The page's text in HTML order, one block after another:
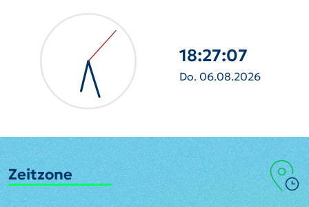
18:27:08
Do. 06.08.2026
Zeitzone